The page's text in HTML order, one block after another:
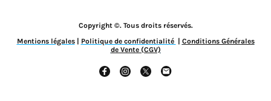
Copyright ©. Tous droits réservés.
Mentions légales| Politique de confidentialité | Conditions Générales
de Vente (CGV)